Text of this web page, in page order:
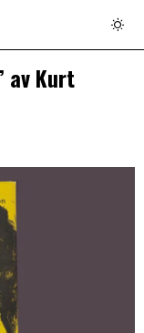
av Kurt